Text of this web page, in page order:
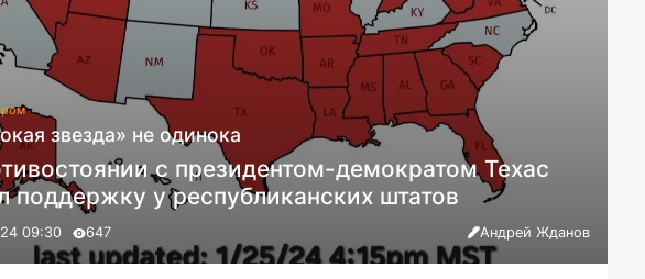
звезда» не одинока
с президентом-демократом Техас
поддержку у республиканских штатов
09:30 647 Андрей Жданов